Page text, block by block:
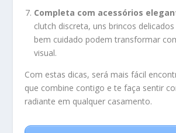
Completa com acessórios
clutch discreta, uns brincos
bem cuidado podem transformar
visual.
Com estas dicas, será mais fácil
que combine contigo e te faça sentir
radiante em qualquer casamento.